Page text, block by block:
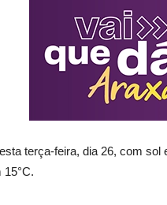
terça-feira, dia 26, com
15°C.